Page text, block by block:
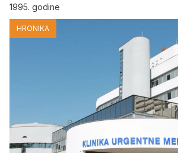
1995. godine
HRONIKA